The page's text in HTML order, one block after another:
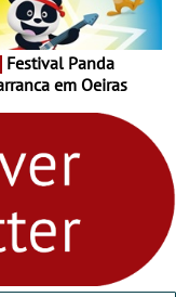
em Oeiras